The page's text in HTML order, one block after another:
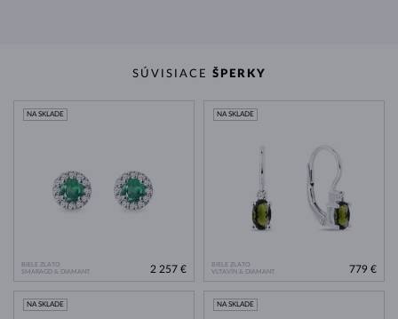
SÚVISIACE ŠPERKY
BIELE ZLATO
SMARAGD & DIAMANT
NA SKLADE
2 257 €
BIELE ZLATO
VLTAVÍN & DIAMANT
NA SKLADE
779 €
NA SKLADE NA SKLADE